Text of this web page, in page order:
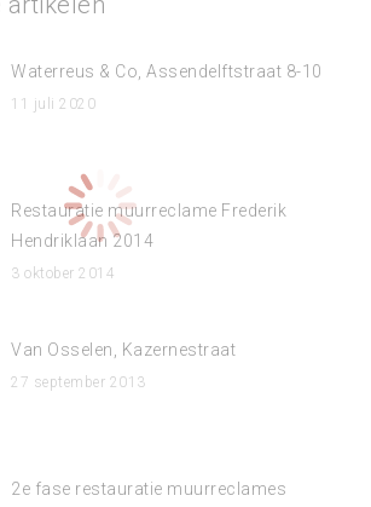
Waterreus & Co, Assendelftstraat 8-10
11 juli 2020
Restauratie muurreclame Frederik
Hendriklaan 2014
3 oktober 2014
Van Osselen, Kazernestraat
27 september 2013
2e fase restauratie muurreclames